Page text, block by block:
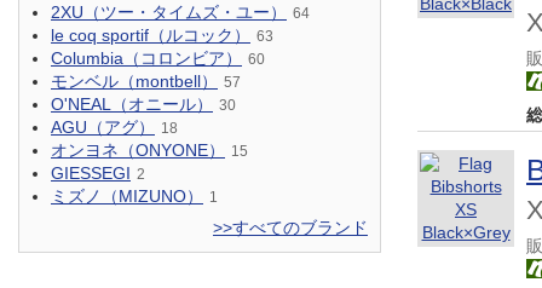
2XU（ツー・タイムズ・ユー） 64
le coq sportif（ルコック） 63
Columbia（コロンビア） 60
モンベル（montbell） 57
O'NEAL（オニール） 30
AGU（アグ） 18
オンヨネ（ONYONE） 15
GIESSEGI 2
ミズノ（MIZUNO） 1
>>すべてのブランド